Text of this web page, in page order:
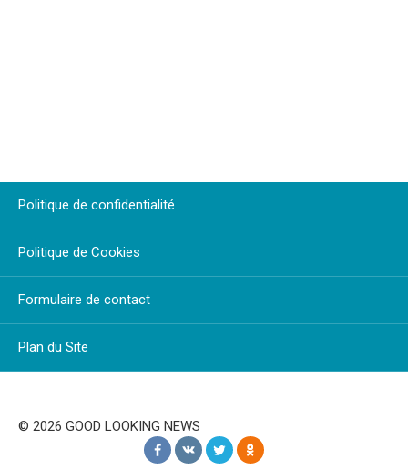
Politique de confidentialité
Politique de Cookies
Formulaire de contact
Plan du Site
© 2026 GOOD LOOKING NEWS